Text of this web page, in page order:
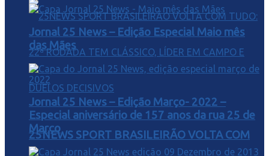
25NEWS SPORT BRASILEIRÃO VOLTA COM
Jornal 25 News – Edição Especial Maio mês
das Mães
Jornal 25 News – Edição Março- 2022 –
Especial aniversário de 157 anos da rua 25 de
Março